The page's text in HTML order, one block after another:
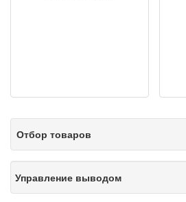
Отбор товаров
Управление выводом